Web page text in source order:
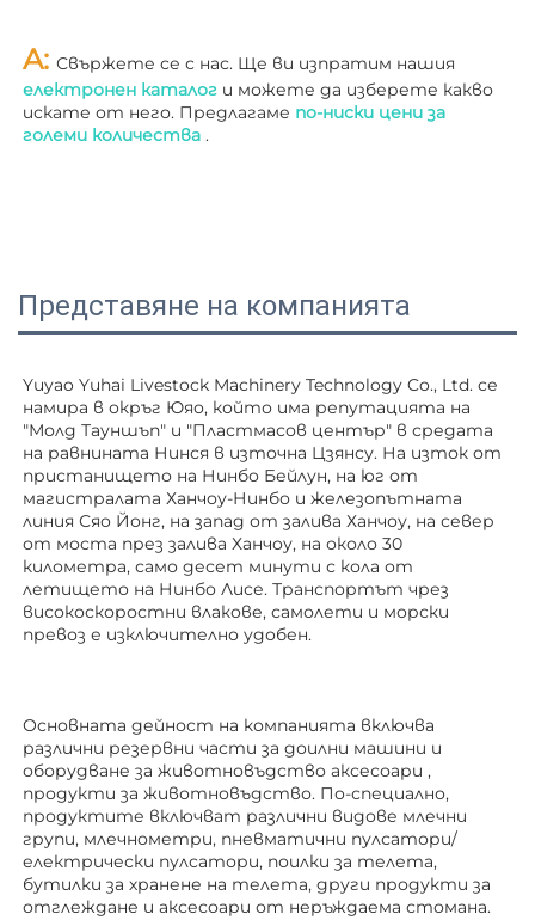
A:
електронен каталог и можете да изберете какво
искате от него. Предлагаме по-ниски цени за
големи количества .
Представяне на компанията
Yuyao Yuhai Livestock Machinery Technology Co., Ltd. се
намира в окръг Юяо, който има репутацията на
"Молд Тауншъп" и "Пластмасов център" в средата
на равнината Нинся в източна Цзянсу. На изток от
пристанището на Нинбо Бейлун, на юг от
магистралата Ханчоу-Нинбо и железопътната
линия Сяо Йонг, на запад от залива Ханчоу, на север
от моста през залива Ханчоу, на около 30
километра, само десет минути с кола от
летището на Нинбо Лисе. Транспортът чрез
високоскоростни влакове, самолети и морски
превоз е изключително удобен.
Основната дейност на компанията включва
различни резервни части за доилни машини и
оборудване за животновъдство аксесоари ,
продукти за животновъдство. По-специално,
продуктите включват различни видове млечни
групи, млечнометри, пневматични пулсатори/
електрически пулсатори, поилки за телета,
бутилки за хранене на телета, други продукти за
отглеждане и аксесоари от неръждаема стомана.